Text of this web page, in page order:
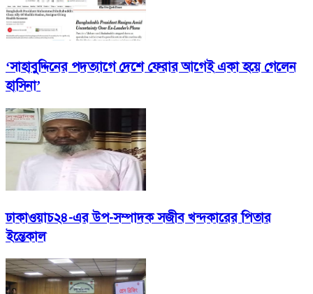
‘সাহাবুদ্দিনের পদত্যাগে দেশে ফেরার আগেই একা হয়ে গেলেন
হাসিনা’
ঢাকাওয়াচ২৪-এর উপ-সম্পাদক সজীব খন্দকারের পিতার
ইন্তেকাল